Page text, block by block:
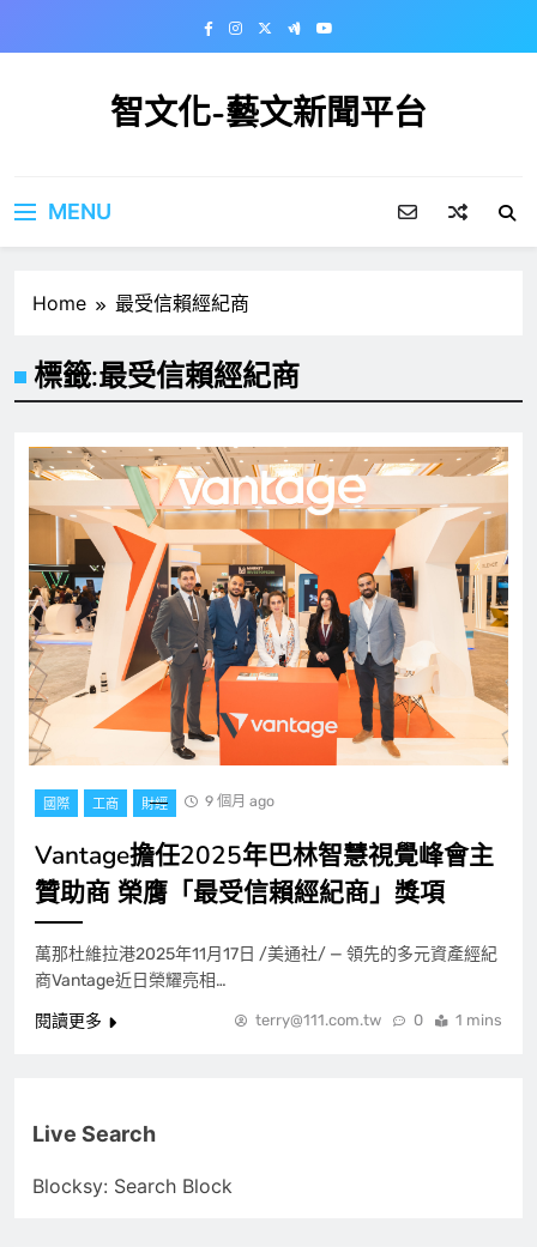
智文化-藝文新聞平台
MENU
Home 最受信賴經紀商
標籤:最受信賴經紀商
國際 工商 財經 9 個月 ago
Vantage擔任2025年巴林智慧視覺峰會主
贊助商 榮膺「最受信賴經紀商」獎項
萬那杜維拉港2025年11月17日 /美通社/ — 領先的多元資產經紀
商Vantage近日榮耀亮相…
閱讀更多
terry@111.com.tw 0 1 mins
Live Search
Blocksy: Search Block